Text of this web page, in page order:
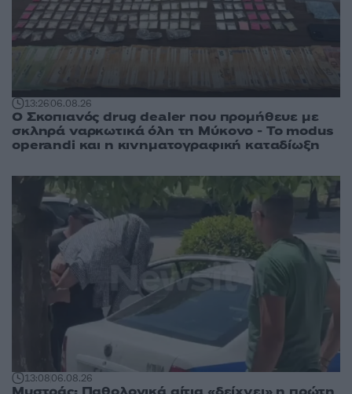
13:2606.08.26
Ο Σκοπιανός drug dealer που προμήθευε με
σκληρά ναρκωτικά όλη τη Μύκονο - Το modus
operandi και η κινηματογραφική καταδίωξη
13:0806.08.26